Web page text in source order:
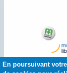
En poursuivant